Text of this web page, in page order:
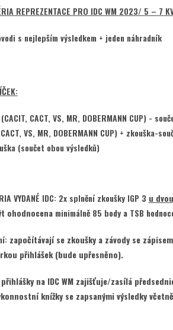
REPREZENTACE PRO IDC WM 2023/ 5 – 7
s nejlepším výsledkem + jeden náhradník
CACT, VS, MR, DOBERMANN CUP) -
VS, MR, DOBERMANN CUP) + zkouška-
(součet obou výsledků)
VYDANÉ IDC: 2x splnění zkoušky IGP 3 u
ohodnocena minimálně 85 bodya TSB
započítávají se zkoušky a závody se
přihlášek (bude upřesněno).
přihlášky na IDC WM zajišťuje/zasílá
knížky se zapsanými výsledky